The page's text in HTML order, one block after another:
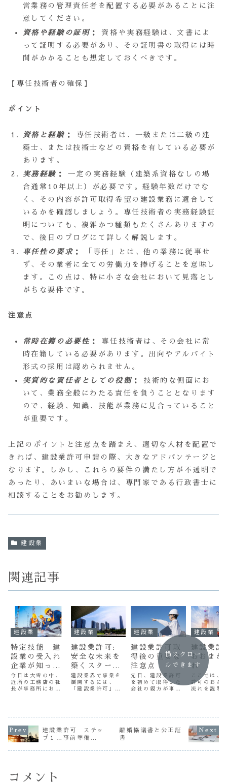
営業務の管理責任者を配置する必要があることに注
意してください。
資格や経験の証明 ：
資格や実務経験は、文書によ
って証明する必要があり、その証明書の取得には時
間がかかることも想定しておくべきです。
【専任技術者の確保】
ポイント
資格と経験：
専任技術者は、一級または二級の建
築士、または技術士などの資格を有している必要が
あります。
実務経験 ：
一定の実務経験（建築系資格なしの場
合通常10年以上）が必要です。経験年数だけでな
く、その内容が許可取得希望の建設業務に適合して
いるかを確認しましょう。専任技術者の実務経験証
明についても、複雑かつ種類もたくさんありますの
で、後日のブログにて詳しく解説します。
専任性の要求 ：
「専任」とは、他の業務に従事せ
ず、その業者に全ての労働力を捧げることを意味し
ます。この点は、特に小さな会社において見落とし
がちな要件です。
注意点
常時在籍の必要性 ：
専任技術者は、その会社に常
時在籍している必要があります。出向やアルバイト
形式の採用は認められません。
実質的な責任者としての役割 ： 技術的な側面にお
いて、業務全般にわたる責任を負うこととなります
ので、経験、知識、技能が業務に見合っていること
が重要です。
上記のポイントと注意点を踏まえ、適切な人材を配置で
きれば、建設業許可申請の際、大きなアドバンテージと
なります。しかし、これらの要件の満たし方が不透明で
あったり、あいまいな場合は、専門家である行政書士に
相談することをお勧めします。
建設業
関連記事
建設業
特定技能 建
設業の受入れ
企業が知って
おくべきこと
今日は大雪の中、
近所の工務店の社
長が事務所にお茶
にならないから、
先生とお茶でも飲
みながらちょっと
数...
建設業
建設業許可:
安全な未来を
築くスタート
ライン
建設業界で事業を
展開するには、
「建設業許可」が
重要な証明となり
ます。しかし許可
取得のプロセスは
建設業
建設業許可取
得後の重要な
注意点
先日、建設業許可
を初めて取得した
会社の親方が事務
なことに注意しな
建設業
建設業許
おおまか
れ
ここでは、
許可のおお
流れを説明
ップバイス
で、注意事
もに書きま
横スクロー
ルできます
建設業許可 ステッ
プ１…事前準備…
離婚協議書と公正証
書
コメント